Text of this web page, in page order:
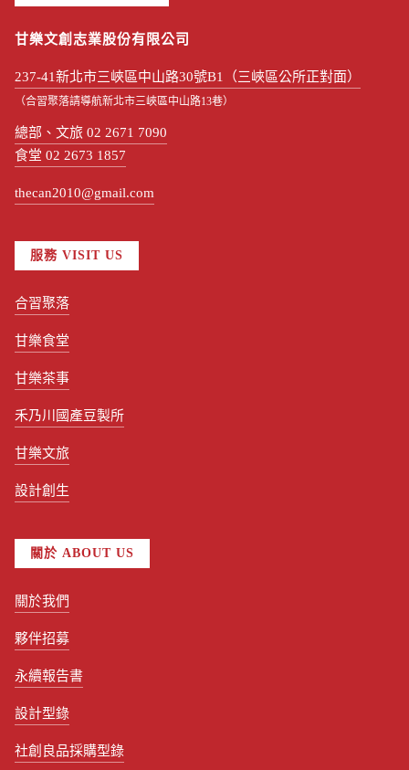
甘樂文創志業股份有限公司
237-41新北市三峽區中山路30號B1（三峽區公所正對面）
（合習聚落請導航新北市三峽區中山路13巷）
總部、文旅 02 2671 7090
食堂 02 2673 1857
thecan2010@gmail.com
服務 VISIT US
合習聚落
甘樂食堂
甘樂茶事
禾乃川國產豆製所
甘樂文旅
設計創生
關於 ABOUT US
關於我們
夥伴招募
永續報告書
設計型錄
社創良品採購型錄